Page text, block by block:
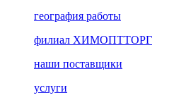
география работы
филиал ХИМОПТТОРГ
наши поставщики
услуги